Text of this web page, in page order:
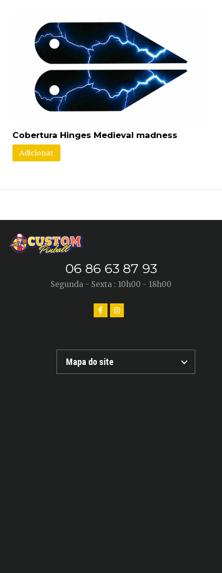
Cobertura Hinges Medieval madness
Adicionar
06 86 63 87 93
Segunda - Sexta : 10h00 - 18h00
Mapa do site